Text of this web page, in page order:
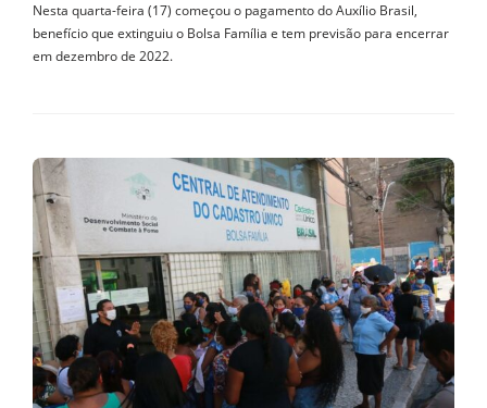
Nesta quarta-feira (17) começou o pagamento do Auxílio Brasil,
benefício que extinguiu o Bolsa Família e tem previsão para encerrar
em dezembro de 2022.